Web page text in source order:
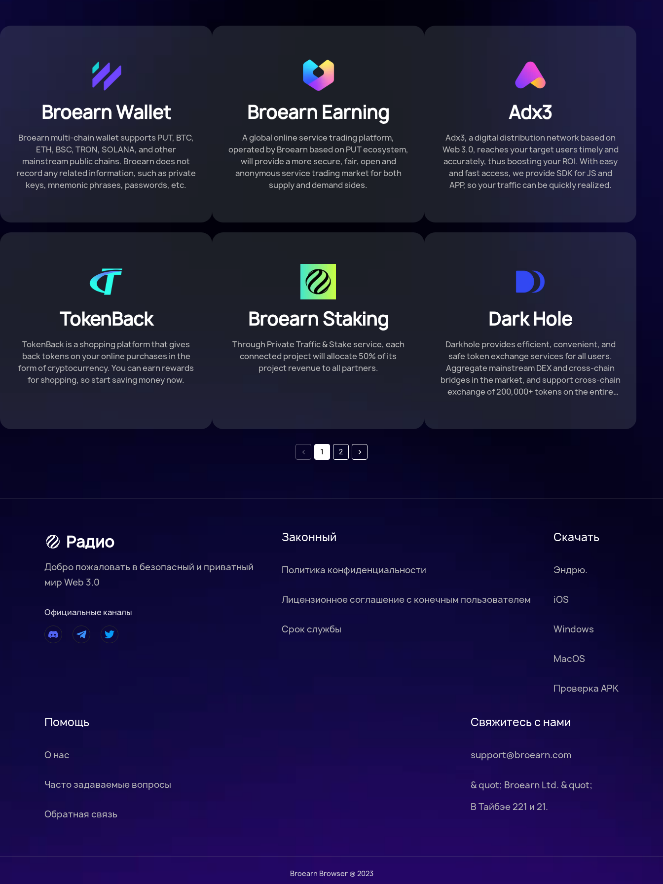
Broearn Wallet
Broearn multi-chain wallet supports PUT, BTC,
ETH, BSC, TRON, SOLANA, and other
mainstream public chains. Broearn does not
record any related information, such as private
keys, mnemonic phrases, passwords, etc.
Broearn Earning
A global online service trading platform,
operated by Broearn based on PUT ecosystem,
will provide a more secure, fair, open and
anonymous service trading market for both
supply and demand sides.
Adx3
Adx3, a digital distribution network based on
Web 3.0, reaches your target users timely and
accurately, thus boosting your ROI. With easy
and fast access, we provide SDK for JS and
APP, so your traffic can be quickly realized.
TokenBack
TokenBack is a shopping platform that gives
back tokens on your online purchases in the
form of cryptocurrency. You can earn rewards
for shopping, so start saving money now.
Broearn Staking
Through Private Traffic & Stake service, each
connected project will allocate 50% of its
project revenue to all partners.
Dark Hole
Darkhole provides efficient, convenient, and
safe token exchange services for all users.
Aggregate mainstream DEX and cross-chain
bridges in the market, and support cross-chain
exchange of 200,000+ tokens on the entire
1 2
Радио
Добро пожаловать в безопасный и приватный
мир Web 3.0
Официальные каналы
Законный
Политика конфиденциальности
Лицензионное соглашение с конечным пользователем
Срок службы
Скачать
Эндрю.
iOS
Windows
MacOS
Проверка APK
Помощь
О нас
Часто задаваемые вопросы
Обратная связь
Свяжитесь с нами
support@broearn.com
& quot; Broearn Ltd. & quot;
В Тайбэе 221 и 21.
Broearn Browser @ 2023